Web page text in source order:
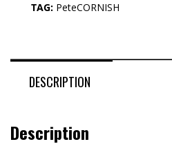
TAG: PeteCORNISH
DESCRIPTION
Description